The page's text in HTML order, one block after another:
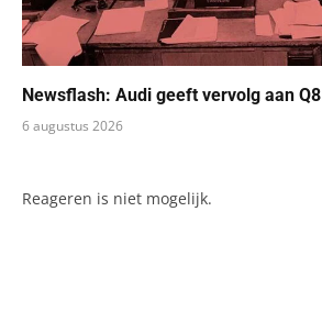
Newsflash: Audi geeft vervolg aan Q8
6 augustus 2026
Reageren is niet mogelijk.